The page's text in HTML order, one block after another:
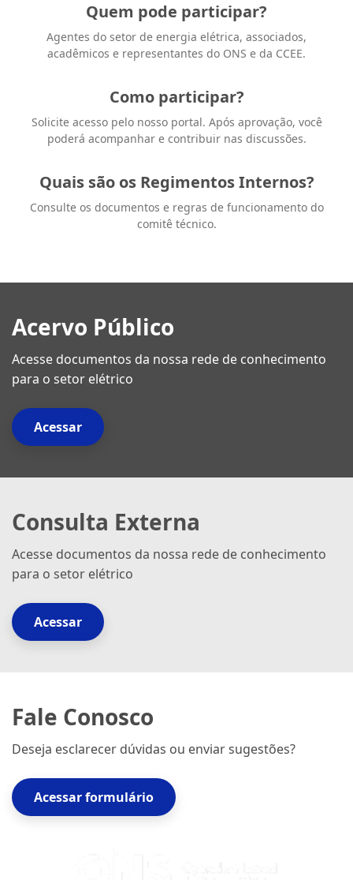
Quem pode participar?
Agentes do setor de energia elétrica, associados,
acadêmicos e representantes do ONS e da CCEE.
Como participar?
Solicite acesso pelo nosso portal. Após aprovação, você
poderá acompanhar e contribuir nas discussões.
Quais são os Regimentos Internos?
Consulte os documentos e regras de funcionamento do
comitê técnico.
Acervo Público
Acesse documentos da nossa rede de conhecimento
para o setor elétrico
Acessar
Consulta Externa
Acesse documentos da nossa rede de conhecimento
para o setor elétrico
Acessar
Fale Conosco
Deseja esclarecer dúvidas ou enviar sugestões?
Acessar formulário